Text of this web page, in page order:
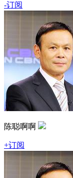
-订阅
陈聪啊啊
+订阅